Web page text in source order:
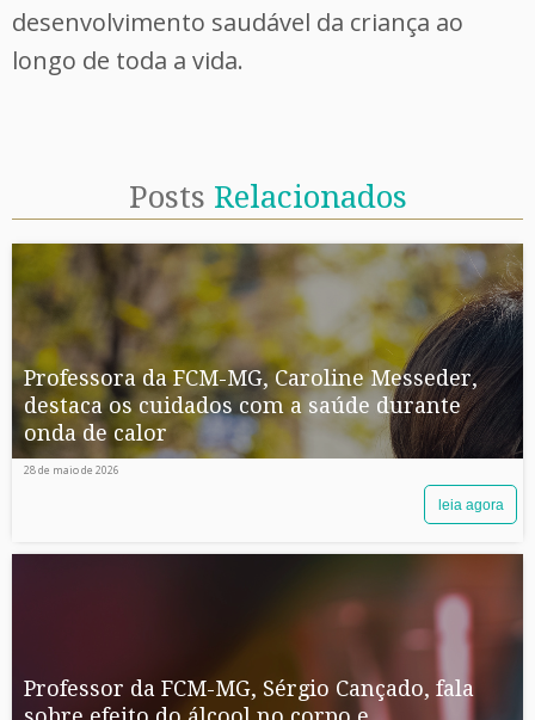
desenvolvimento saudável da criança ao
longo de toda a vida.
Posts Relacionados
Professora da FCM-MG, Caroline Messeder,
destaca os cuidados com a saúde durante
onda de calor
28 de maio de 2026
leia agora
Professor da FCM-MG, Sérgio Cançado, fala